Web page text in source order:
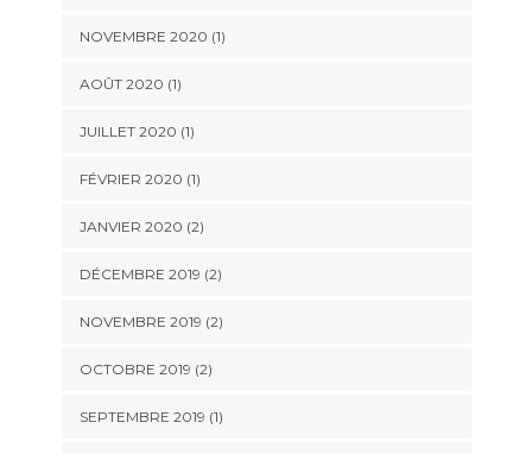
NOVEMBRE 2020 (1)
AOÛT 2020 (1)
JUILLET 2020 (1)
FÉVRIER 2020 (1)
JANVIER 2020 (2)
DÉCEMBRE 2019 (2)
NOVEMBRE 2019 (2)
OCTOBRE 2019 (2)
SEPTEMBRE 2019 (1)